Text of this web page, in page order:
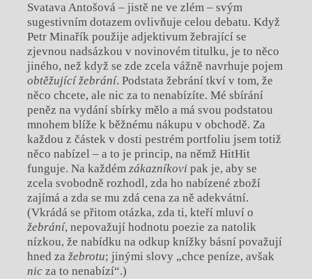
Svatava Antošová – jistě ne ve zlém – svým
sugestivním dotazem ovlivňuje celou debatu. Když
Petr Minařík použije adjektivum žebrající se
zjevnou nadsázkou v novinovém titulku, je to něco
jiného, než když se zde zcela vážně navrhuje pojem
obtěžující žebrání. Podstata žebrání tkví v tom, že
něco chcete, ale nic za to nenabízíte. Mé sbírání
peněz na vydání sbírky mělo a má svou podstatou
mnohem blíže k běžnému nákupu v obchodě. Za
každou z částek v dosti pestrém portfoliu jsem totiž
něco nabízel – a to je princip, na němž HitHit
funguje. Na každém zákazníkovi pak je, aby se
zcela svobodně rozhodl, zda ho nabízené zboží
zajímá a zda se mu zdá cena za ně adekvátní.
(Vkrádá se přitom otázka, zda ti, kteří mluví o
žebrání, nepovažují hodnotu poezie za natolik
nízkou, že nabídku na odkup knížky básní považují
hned za žebrotu; jinými slovy „chce peníze, avšak
nic za to nenabízí“.)